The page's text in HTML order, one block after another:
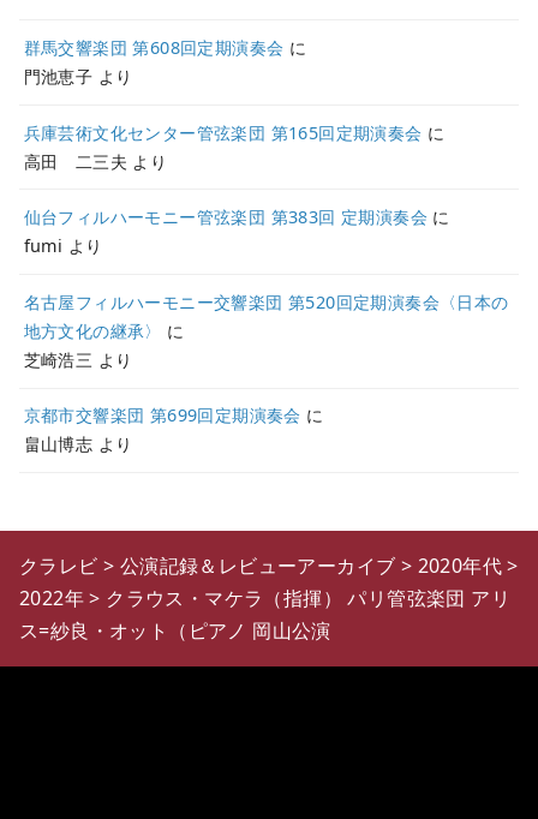
群馬交響楽団 第608回定期演奏会 に
門池恵子 より
兵庫芸術文化センター管弦楽団 第165回定期演奏会 に
高田 二三夫 より
仙台フィルハーモニー管弦楽団 第383回 定期演奏会 に
fumi より
名古屋フィルハーモニー交響楽団 第520回定期演奏会〈日本の
地方文化の継承〉
に
芝崎浩三 より
京都市交響楽団 第699回定期演奏会 に
畠山博志 より
クラレビ > 公演記録＆レビューアーカイブ > 2020年代>
2022年> クラウス・マケラ（指揮） パリ管弦楽団 アリ
ス=紗良・オット（ピアノ 岡山公演